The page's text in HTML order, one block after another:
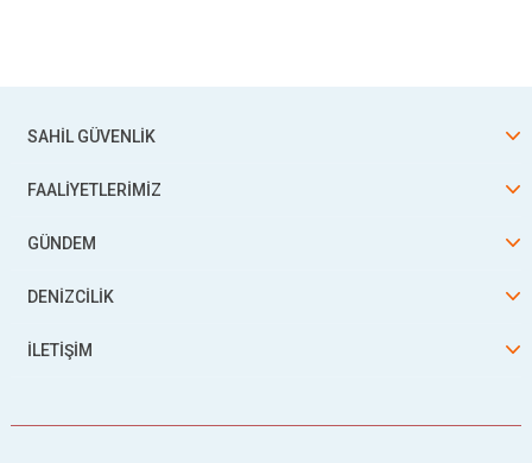
SAHİL GÜVENLİK
FAALİYETLERİMİZ
GÜNDEM
DENİZCİLİK
İLETİŞİM